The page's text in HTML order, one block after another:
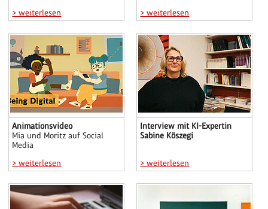
> weiterlesen
> weiterlesen
Animationsvideo
Mia und Moritz auf Social
Media
> weiterlesen
Interview mit KI-Expertin
Sabine Köszegi
> weiterlesen